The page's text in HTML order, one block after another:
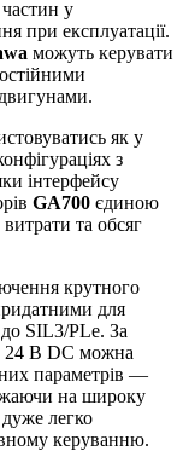
у
при експлуатації.
можуть керувати
як у
з
інтерфейсу
GA700 єдиною
та обсяг
крутного
для
до SIL3/PLe. За
24 В DС можна
параметрів —
на широку
легко
керуванню.